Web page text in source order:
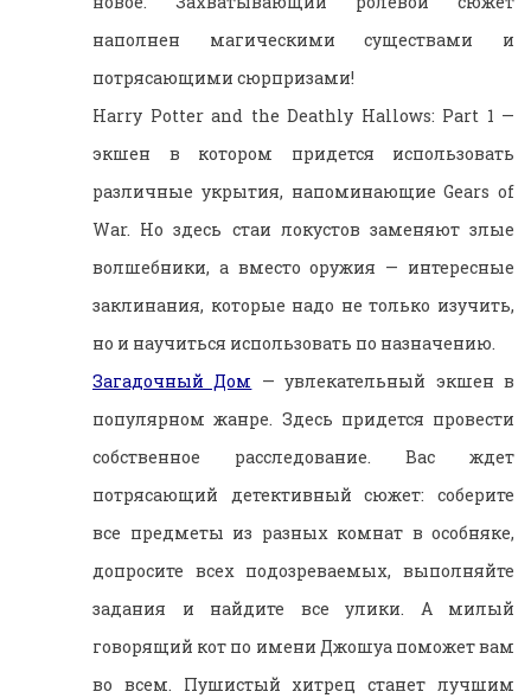
наполнен магическими существами и
потрясающими сюрпризами!
Harry Potter and the Deathly Hallows: Part 1 —
экшен в котором придется использовать
различные укрытия, напоминающие Gears of
War. Но здесь стаи локустов заменяют злые
волшебники, а вместо оружия — интересные
заклинания, которые надо не только изучить,
но и научиться использовать по назначению.
Загадочный Дом — увлекательный экшен в
популярном жанре. Здесь придется провести
собственное расследование. Вас ждет
потрясающий детективный сюжет: соберите
все предметы из разных комнат в особняке,
допросите всех подозреваемых, выполняйте
задания и найдите все улики. А милый
говорящий кот по имени Джошуа поможет вам
во всем. Пушистый хитрец станет лучшим